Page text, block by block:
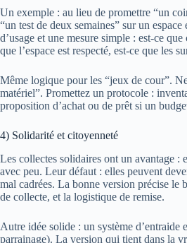
Un exemple : au lieu de promettre “un
“un test de deux semaines” sur un
d’usage et une mesure simple : est-ce
que l’espace est respecté, est-ce que les
Même logique pour les “jeux de cour”.
matériel”. Promettez un protocole :
proposition d’achat ou de prêt si un
4) Solidarité et citoyenneté
Les collectes solidaires ont un avantage :
avec peu. Leur défaut : elles peuvent
mal cadrées. La bonne version précise le
de collecte, et la logistique de remise.
Autre idée solide : un système d’entraide
parrainage). La version qui tient dans la